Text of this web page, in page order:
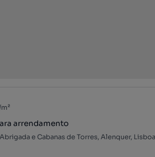
arrendamento
e Cabanas de Torres, Alenquer,